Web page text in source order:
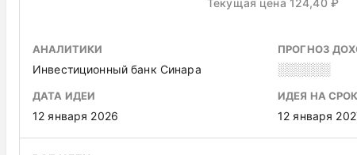
Текущая цена 124,40 ₽
АНАЛИТИКИ
Инвестиционный банк Синара
ПРОГНОЗ
░░░░░░
ДАТА ИДЕИ
12 января 2026
ИДЕЯ НА
12 января